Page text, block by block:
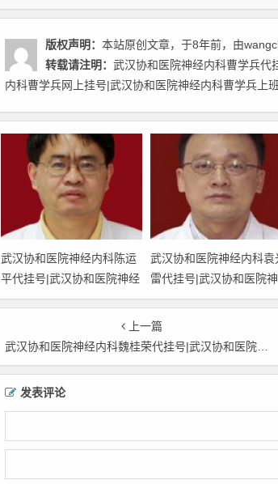
版权声明： 本站原创文章，于8年前，由
转载请注明： 武汉协和医院神经内科曹学兵代
内科曹学兵网上挂号|武汉协和医院神经内科曹学兵上
武汉协和医院神经内科陈运
平代挂号|武汉协和医院神经
内科陈运平预约挂号|武汉协
和医院神经内科陈运平网上
挂号|武汉协和医院神经内科
武汉协和医院神经内科袁
雷代挂号|武汉协和医院
内科袁光雷预约挂号|武
和医院神经内科袁光雷网
挂号|武汉协和医院神经内
上一篇
武汉协和医院神经内科魏桂荣代挂号|武汉协和医院神经内科魏桂荣预约挂号|武汉协和医院神经内科魏桂荣网上挂号|武汉协和医院神经内科魏桂荣上班时间
发表评论